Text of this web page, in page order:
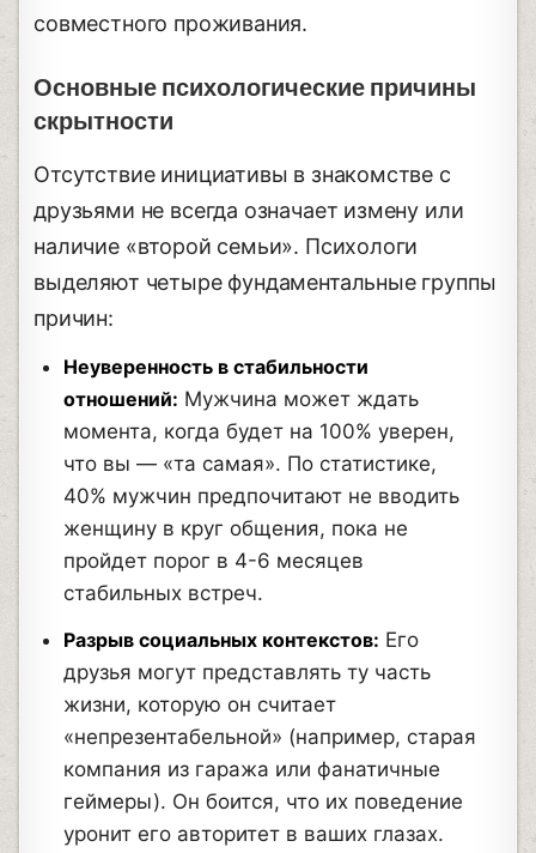
совместного проживания.
Основные психологические причины
скрытности
Отсутствие инициативы в знакомстве с
друзьями не всегда означает измену или
наличие «второй семьи». Психологи
выделяют четыре фундаментальные группы
причин:
Неуверенность в стабильности
отношений: Мужчина может ждать
момента, когда будет на 100% уверен,
что вы — «та самая». По статистике,
40% мужчин предпочитают не вводить
женщину в круг общения, пока не
пройдет порог в 4-6 месяцев
стабильных встреч.
Разрыв социальных контекстов: Его
друзья могут представлять ту часть
жизни, которую он считает
«непрезентабельной» (например, старая
компания из гаража или фанатичные
геймеры). Он боится, что их поведение
уронит его авторитет в ваших глазах.